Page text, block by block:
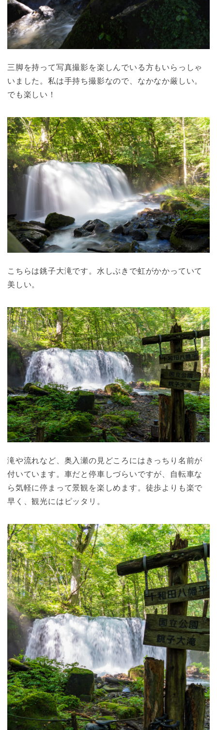
三脚を持って写真撮影を楽しんでいる方もいらっしゃ
いました。私は手持ち撮影なので、なかなか厳しい。
でも楽しい！
こちらは銚子大滝です。水しぶきで虹がかかっていて
美しい。
滝や流れなど、奥入瀬の見どころにはきっちり名前が
付いています。車だと停車しづらいですが、自転車な
ら気軽に停まって景観を楽しめます。徒歩よりも楽で
早く、観光にはピッタリ。